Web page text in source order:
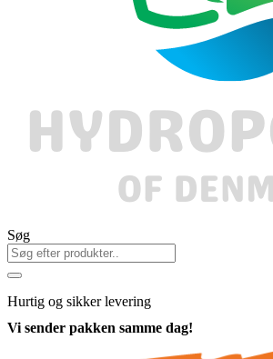
Søg
Hurtig og sikker levering
Vi sender pakken samme dag!